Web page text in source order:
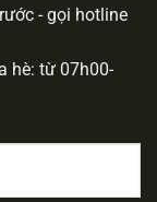
- gọi hotline
hè: từ 07h00-